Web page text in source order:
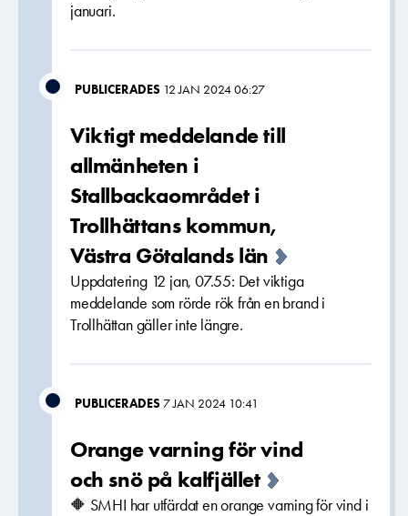
januari.
PUBLICERADES 12 JAN 2024 06:27
Viktigt meddelande till
allmänheten i
Stallbackaområdet i
Trollhättans kommun,
Västra Götalands län
Uppdatering 12 jan, 07.55: Det viktiga
meddelande som rörde rök från en brand i
Trollhättan gäller inte längre.
PUBLICERADES 7 JAN 2024 10:41
Orange varning för vind
och snö på kalfjället
🔶 SMHI har utfärdat en orange varning för vind i